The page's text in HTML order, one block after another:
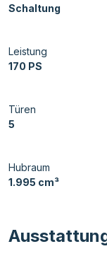
Schaltung
Leistung
170 PS
Türen
5
Hubraum
1.995 cm³